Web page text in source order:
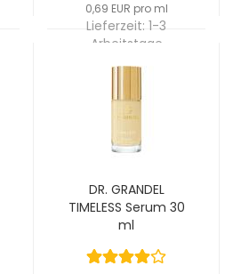
0,69 EUR pro ml
Lieferzeit: 1-3
Arbeitstage
DR. GRANDEL
TIMELESS Serum 30
ml